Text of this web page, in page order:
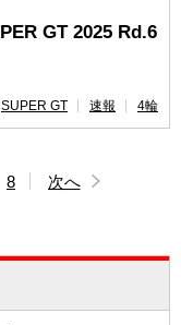
GT 2025 Rd.6
SUPER GT 速報 4輪
8 次へ